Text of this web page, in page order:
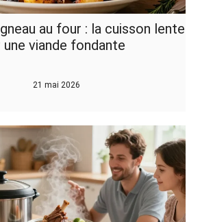
au four : la cuisson lente
une viande fondante
21 mai 2026